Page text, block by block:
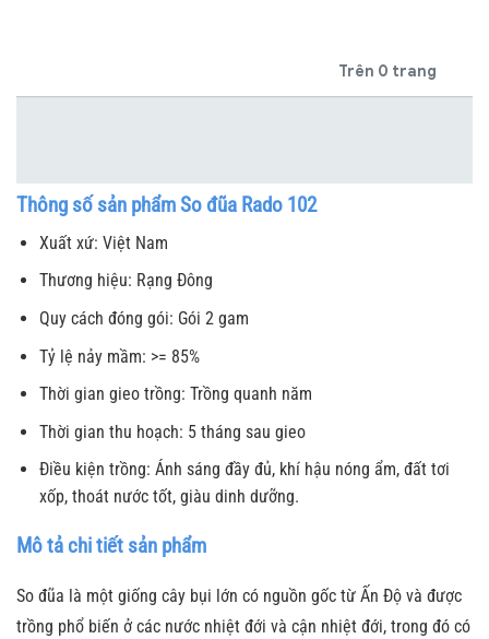
Trên 0 trang
Thông số sản phẩm So đũa Rado 102
Xuất xứ: Việt Nam
Thương hiệu: Rạng Đông
Quy cách đóng gói: Gói 2 gam
Tỷ lệ nảy mầm: >= 85%
Thời gian gieo trồng: Trồng quanh năm
Thời gian thu hoạch: 5 tháng sau gieo
Điều kiện trồng: Ánh sáng đầy đủ, khí hậu nóng ẩm, đất tơi
xốp, thoát nước tốt, giàu dinh dưỡng.
Mô tả chi tiết sản phẩm
So đũa là một giống cây bụi lớn có nguồn gốc từ Ấn Độ và được
trồng phổ biến ở các nước nhiệt đới và cận nhiệt đới, trong đó có